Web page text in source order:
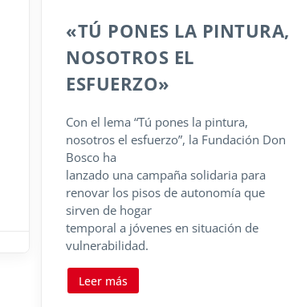
«TÚ PONES LA PINTURA,
NOSOTROS EL
ESFUERZO»
Con el lema “Tú pones la pintura,
nosotros el esfuerzo”, la Fundación Don
Bosco ha
lanzado una campaña solidaria para
renovar los pisos de autonomía que
sirven de hogar
temporal a jóvenes en situación de
vulnerabilidad.
Leer más